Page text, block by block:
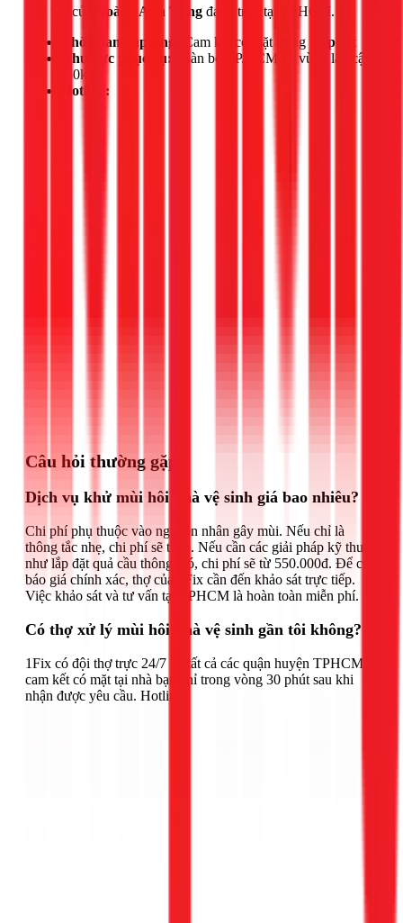
Đội thợ của Hoàng Anh Tùng đang trực tại TPHCM.
Thời gian đáp ứng:
Cam kết có mặt trong
30 phút
Khu vực phục vụ:
Toàn bộ TP.HCM và vùng lân cận
(50km)
Hotline:
Câu hỏi thường gặp
Dịch vụ khử mùi hôi nhà vệ sinh giá bao nhiêu?
Chi phí phụ thuộc vào nguyên nhân gây mùi. Nếu chỉ là
thông tắc nhẹ, chi phí sẽ thấp. Nếu cần các giải pháp kỹ thuật
như lắp đặt quả cầu thông gió, chi phí sẽ từ 550.000đ. Để có
báo giá chính xác, thợ của 1Fix cần đến khảo sát trực tiếp.
Việc khảo sát và tư vấn tại TPHCM là hoàn toàn miễn phí.
Có thợ xử lý mùi hôi nhà vệ sinh gần tôi không?
1Fix có đội thợ trực 24/7 tại tất cả các quận huyện TPHCM,
cam kết có mặt tại nhà bạn chỉ trong vòng 30 phút sau khi
nhận được yêu cầu. Hotline: